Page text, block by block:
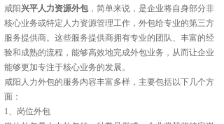
咸阳兴平人力资源外包，简单来说，是企业将自身部分非
核心业务或特定人力资源管理工作，外包给专业的第三方
服务提供商。这些服务提供商拥有专业的团队、丰富的经
验和成熟的流程，能够高效地完成外包业务，从而让企业
能够更加专注于核心业务的发展。
咸阳人力外包的服务内容丰富多样，主要包括以下几个方
面：
1、岗位外包